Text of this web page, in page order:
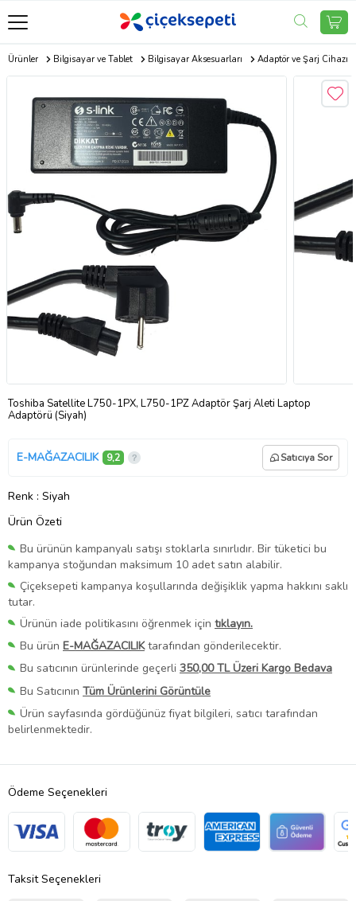
Ürünler Bilgisayar ve Tablet Bilgisayar Aksesuarları Adaptör ve Şarj Cihazı
Toshiba Satellite L750-1PX, L750-1PZ Adaptör Şarj Aleti Laptop
Adaptörü (Siyah)
E-MAĞAZACILIK 9,2 Satıcıya Sor
Renk : Siyah
Ürün Özeti
Bu ürünün kampanyalı satışı stoklarla sınırlıdır. Bir tüketici bu
kampanya stoğundan maksimum 10 adet satın alabilir.
Çiçeksepeti kampanya koşullarında değişiklik yapma hakkını saklı
tutar.
Ürünün iade politikasını öğrenmek için tıklayın.
Bu ürün E-MAĞAZACILIKtarafından gönderilecektir.
Bu satıcının ürünlerinde geçerli 350,00 TL Üzeri Kargo Bedava
Bu Satıcının Tüm Ürünlerini Görüntüle
Ürün sayfasında gördüğünüz fiyat bilgileri, satıcı tarafından
belirlenmektedir.
Ödeme Seçenekleri
Taksit Seçenekleri